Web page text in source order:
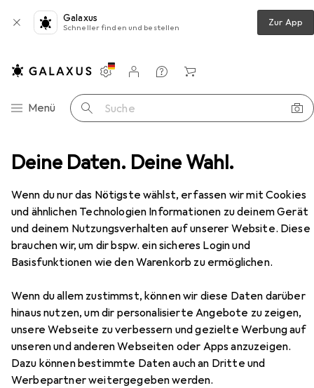
Deine Daten. Deine Wahl.
Wenn du nur das Nötigste wählst, erfassen wir mit Cookies
und ähnlichen Technologien Informationen zu deinem Gerät
und deinem Nutzungsverhalten auf unserer Website. Diese
brauchen wir, um dir bspw. ein sicheres Login und
Basisfunktionen wie den Warenkorb zu ermöglichen.
Wenn du allem zustimmst, können wir diese Daten darüber
hinaus nutzen, um dir personalisierte Angebote zu zeigen,
unsere Webseite zu verbessern und gezielte Werbung auf
unseren und anderen Webseiten oder Apps anzuzeigen.
Dazu können bestimmte Daten auch an Dritte und
Werbepartner weitergegeben werden.
Galaxus
Schneller finden und bestellen Zur App
Navigation nach Kategorien
Menü Suche
Einstellungen
Kundenkonto
Vergleichslisten
Merklisten
Warenkorb
Kenko Filters Filters Celeste C-PL 58mm
Kenko Filters Filters Celeste C-PL
58mm
7 Grössen
Zubehör für Kenko Filters Filters
Celeste C-PL 58mm
Hier findest du passendes Zubehör zum Produkt Kenko
Filters Filters Celeste C-PL 58mm aus der Kategorie
Objektivfilter Zubehör.